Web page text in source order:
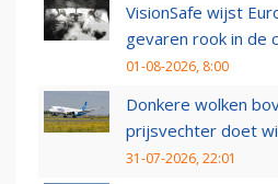
VisionSafe wijst
gevaren rook in de
01-08-2026, 8:00
Donkere wolken
prijsvechter doet
31-07-2026, 22:01